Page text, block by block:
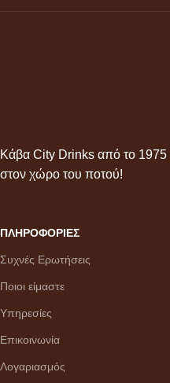
Κάβα City Drinks από το 1975
στον χώρο του ποτού!
ΠΛΗΡΟΦΟΡΙΕΣ
Συχνές Ερωτήσεις
Ποιοι είμαστε
Υπηρεσίες
Επικοινωνία
Λογαριασμός